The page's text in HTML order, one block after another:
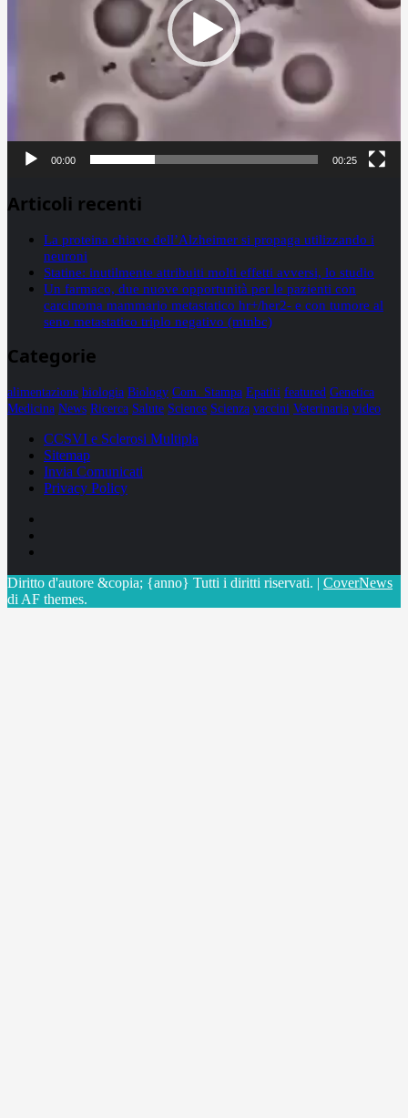
00:00 00:25
Articoli recenti
La proteina chiave dell’Alzheimer si propaga utilizzando i
neuroni
Statine: inutilmente attribuiti molti effetti avversi, lo studio
Un farmaco, due nuove opportunità per le pazienti con
carcinoma mammario metastatico hr+/her2- e con tumore al
seno metastatico triplo negativo (mtnbc)
Categorie
alimentazione biologia Biology Com. Stampa Epatiti featured Genetica
Medicina News Ricerca Salute Science Scienza vaccini Veterinaria video
CCSVI e Sclerosi Multipla
Sitemap
Invia Comunicati
Privacy Policy
Diritto d'autore &copia; {anno} Tutti i diritti riservati. | CoverNews
di AF themes.